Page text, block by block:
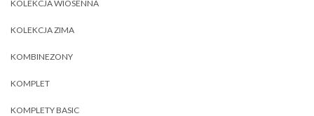
KOLEKCJA WIOSENNA
KOLEKCJA ZIMA
KOMBINEZONY
KOMPLET
KOMPLETY BASIC